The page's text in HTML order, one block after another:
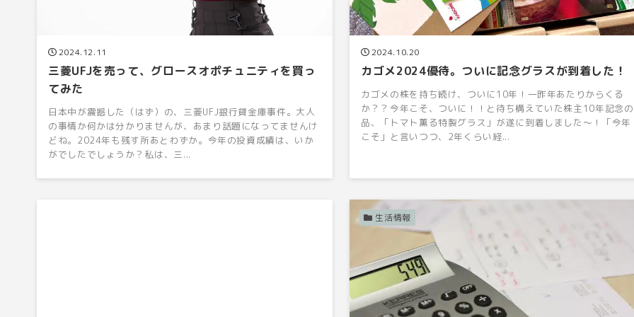
2024.12.11
三菱UFJを売って、グロースオポチュニティを買っ
てみた
日本中が震撼した（はず）の、三菱UFJ銀行貸金庫事件。大人
の事情か何かは分かりませんが、あまり話題になってませんけ
どね。2024年も残す所あとわずか。今年の投資成績は、いか
がでしたでしょうか？私は、三...
2024.10.20
カゴメ2024優待。ついに記念グラスが到着した！
カゴメの株を持ち続け、ついに10年！一昨年あたりからくる
か？？今年こそ、ついに！！と待ち構えていた株主10年記念の
品、「トマト薫る特製グラス」が遂に到着しました〜！「今年
こそ」と言いつつ、2年くらい経...
生活情報